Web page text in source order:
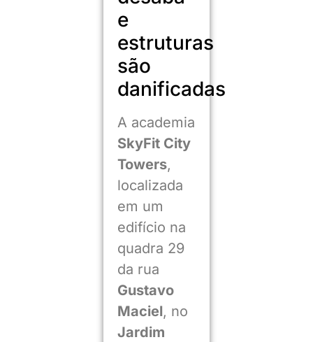
e
estruturas
são
danificadas
A academia
SkyFit City
Towers,
localizada
em um
edifício na
quadra 29
da rua
Gustavo
Maciel, no
Jardim